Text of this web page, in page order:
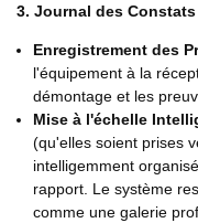
3. Journal des
Enregistrement des
l'équipement à la
démontage et les
Mise à l'échelle
(qu'elles soient prises
intelligemment
rapport. Le système
comme une galerie